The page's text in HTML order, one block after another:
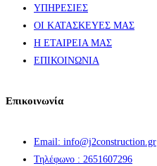
ΥΠΗΡΕΣΙΕΣ
ΟΙ ΚΑΤΑΣΚΕΥΕΣ ΜΑΣ
Η ΕΤΑΙΡΕΙΑ ΜΑΣ
ΕΠΙΚΟΙΝΩΝΙΑ
Επικοινωνία
Email: info@j2construction.gr
Τηλέφωνο : 2651607296